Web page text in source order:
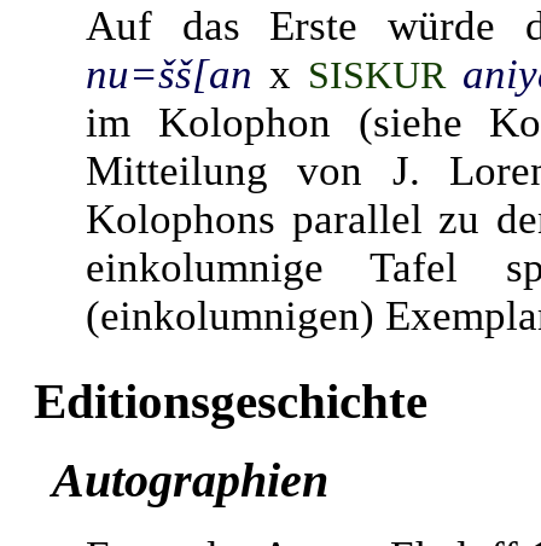
Auf das Erste würde
nu=šš[an x SISKUR
im Kolophon (siehe
Mitteilung von J.
Kolophons parallel zu
einkolumnige Tafel
(einkolumnigen)
Editionsgeschichte
Autographien